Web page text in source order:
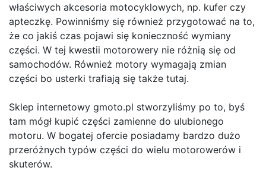
właściwych akcesoria motocyklowych, np. kufer czy
apteczkę. Powinniśmy się również przygotować na to,
że co jakiś czas pojawi się konieczność wymiany
części. W tej kwestii motorowery nie różnią się od
samochodów. Również motory wymagają zmian
części bo usterki trafiają się także tutaj.
Sklep internetowy gmoto.pl stworzyliśmy po to, byś
tam mógł kupić części zamienne do ulubionego
motoru. W bogatej ofercie posiadamy bardzo dużo
przeróżnych typów części do wielu motorowerów i
skuterów.